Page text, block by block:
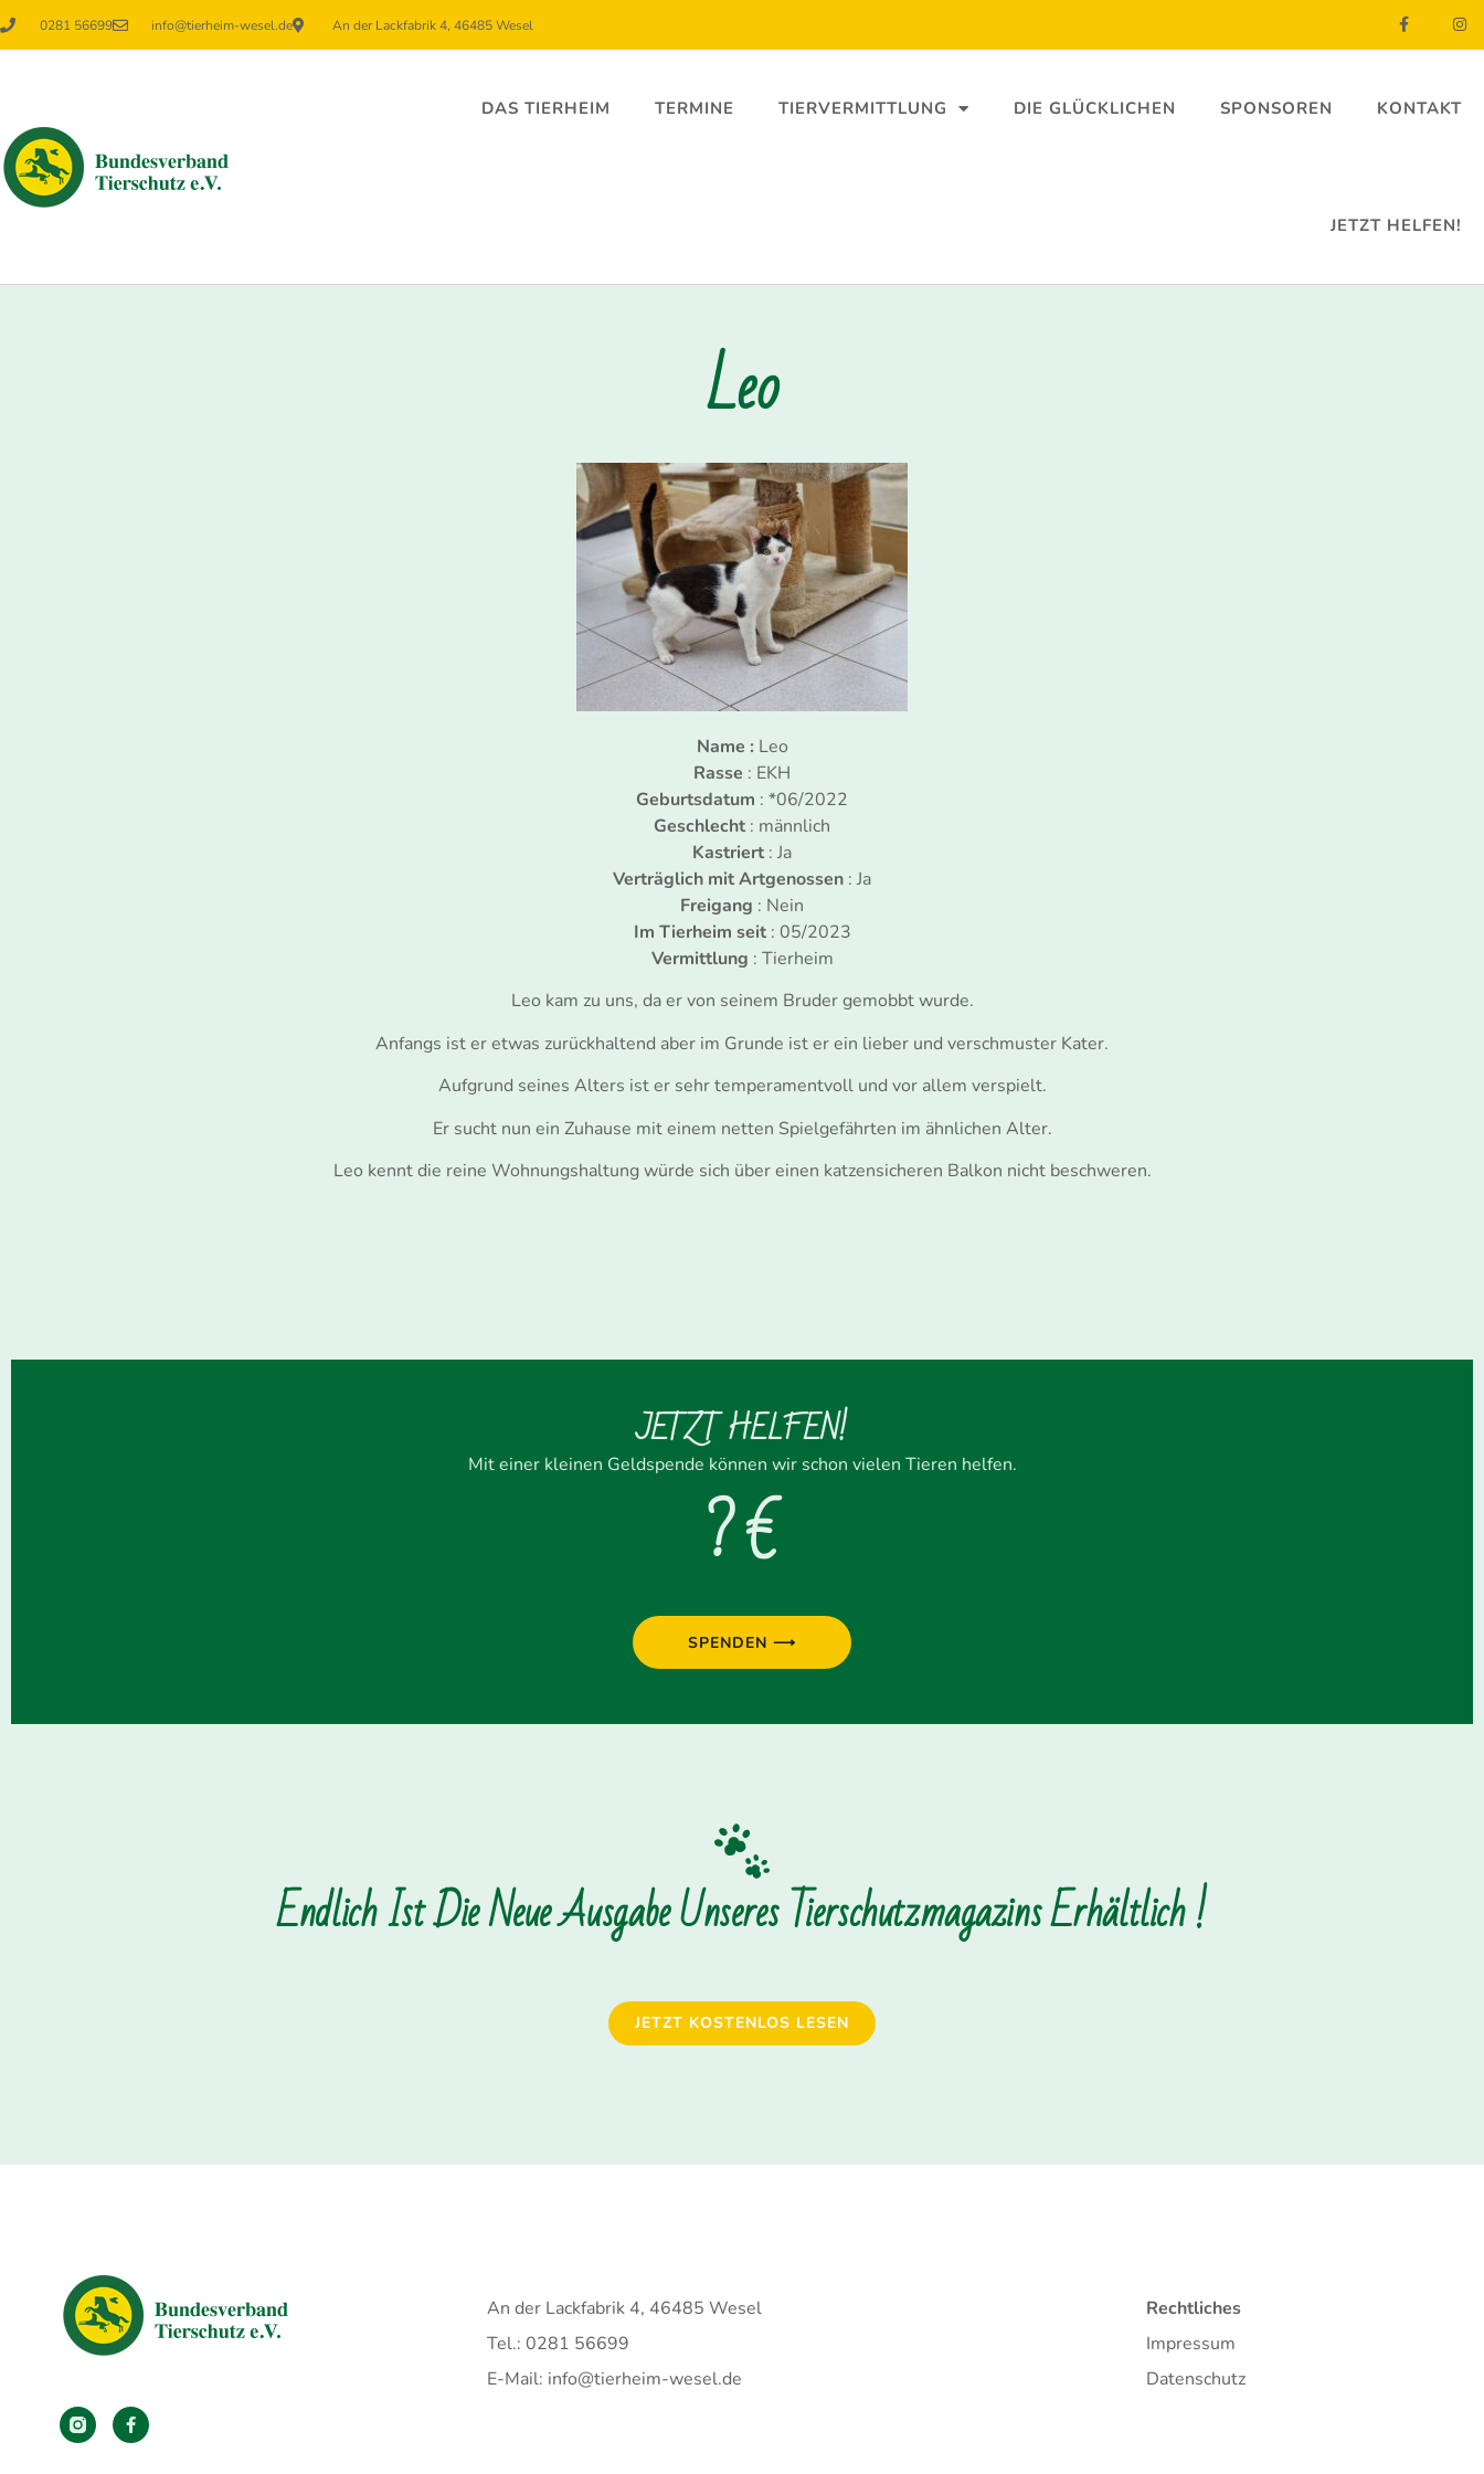
0281 56699 info@tierheim-wesel.de An der Lackfabrik 4, 46485 Wesel
DAS TIERHEIM TERMINE TIERVERMITTLUNG DIE GLÜCKLICHEN SPONSOREN KONTAKT
JETZT HELFEN!
Leo
Name : Leo
Rasse : EKH
Geburtsdatum : *06/2022
Geschlecht : männlich
Kastriert : Ja
Verträglich mit Artgenossen : Ja
Freigang : Nein
Im Tierheim seit: 05/2023
Vermittlung : Tierheim
Leo kam zu uns, da er von seinem Bruder gemobbt wurde.
Anfangs ist er etwas zurückhaltend aber im Grunde ist er ein lieber und verschmuster Kater.
Aufgrund seines Alters ist er sehr temperamentvoll und vor allem verspielt.
Er sucht nun ein Zuhause mit einem netten Spielgefährten im ähnlichen Alter.
Leo kennt die reine Wohnungshaltung würde sich über einen katzensicheren Balkon nicht beschweren.
JETZT HELFEN!
Mit einer kleinen Geldspende können wir schon vielen Tieren helfen.
? €
SPENDEN ⟶
Endlich Ist Die Neue Ausgabe Unseres Tierschutzmagazins Erhältlich !
JETZT KOSTENLOS LESEN
An der Lackfabrik 4, 46485 Wesel
Tel.: 0281 56699
E-Mail: info@tierheim-wesel.de
Rechtliches
Impressum
Datenschutz